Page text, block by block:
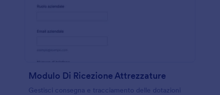
Modulo Di Ricezione Attrezzature
Gestisci consegna e tracciamento delle dotazioni